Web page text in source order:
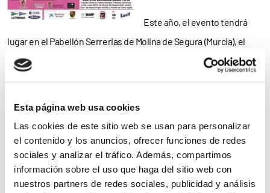
Esta página web usa cookies
Las cookies de este sitio web se usan para personalizar
el contenido y los anuncios, ofrecer funciones de redes
sociales y analizar el tráfico. Además, compartimos
información sobre el uso que haga del sitio web con
nuestros partners de redes sociales, publicidad y análisis
Este año, el evento tendrá
lugar en el Pabellón Serrerias de Molina de Segura (Murcia), el
jueves 10 de octubre, a las 20:30 horas.
estelares de Chenoa, Rafa Blas (ganador de ‘La Voz’), Ruth
Lorenzo, y una serie de personajes del mundo del deporte y la
cultura que solidariamente colaboran con esta gala y que